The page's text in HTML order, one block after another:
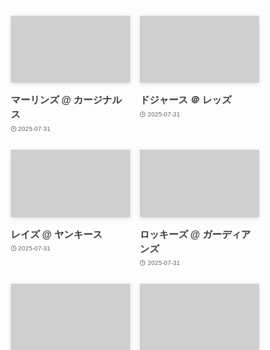
マーリンズ @ カージナル
ス
2025-07-31
ドジャース ＠ レッズ
2025-07-31
レイズ @ ヤンキース
2025-07-31
ロッキーズ @ ガーディア
ンズ
2025-07-31